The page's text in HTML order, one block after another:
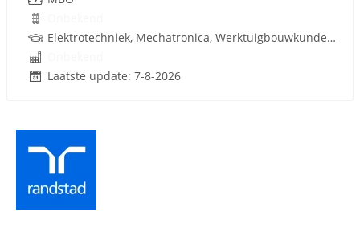
Elektrotechniek, Mechatronica, Werktuigbouwkunde, Rijbewijs
Laatste update: 7-8-2026